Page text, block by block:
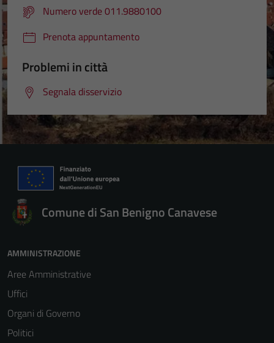
Numero verde 011.9880100
Prenota appuntamento
Problemi in città
Segnala disservizio
Comune di San Benigno Canavese
AMMINISTRAZIONE
Aree Amministrative
Uffici
Organi di Governo
Politici